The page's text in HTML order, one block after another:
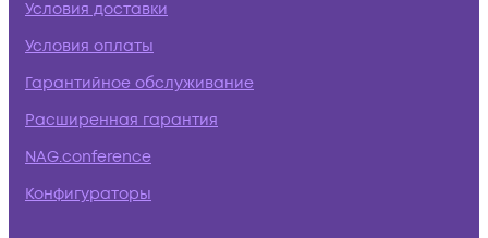
Условия доставки
Условия оплаты
Гарантийное обслуживание
Расширенная гарантия
NAG.conference
Конфигураторы